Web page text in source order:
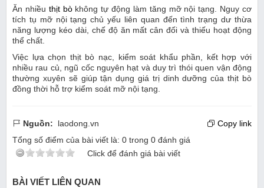
Ăn nhiều thịt bòkhông tự động làm tăng mỡ nội tạng. Nguy cơ
tích tụ mỡ nội tạng chủ yếu liên quan đến tình trạng dư thừa
năng lượng kéo dài, chế độ ăn mất cân đối và thiếu hoạt động
thể chất.
Việc lựa chọn thịt bò nạc, kiểm soát khẩu phần, kết hợp với
nhiều rau củ, ngũ cốc nguyên hạt và duy trì thói quen vận động
thường xuyên sẽ giúp tận dụng giá trị dinh dưỡng của thịt bò
đồng thời hỗ trợ kiểm soát mỡ nội tạng.
Nguồn: laodong.vn
Copy link
Tổng số điểm của bài viết là: 0 trong 0 đánh giá
Click để đánh giá bài viết
BÀI VIẾT LIÊN QUAN